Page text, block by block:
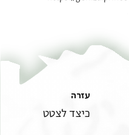
עזרה
כיצד לצטט